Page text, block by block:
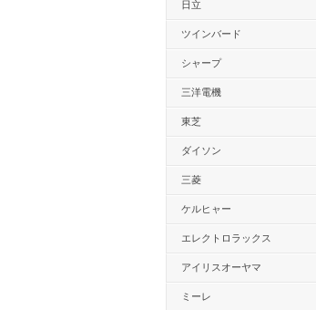
日立
ツインバード
シャープ
三洋電機
東芝
ダイソン
三菱
ケルヒャー
エレクトロラックス
アイリスオーヤマ
ミーレ